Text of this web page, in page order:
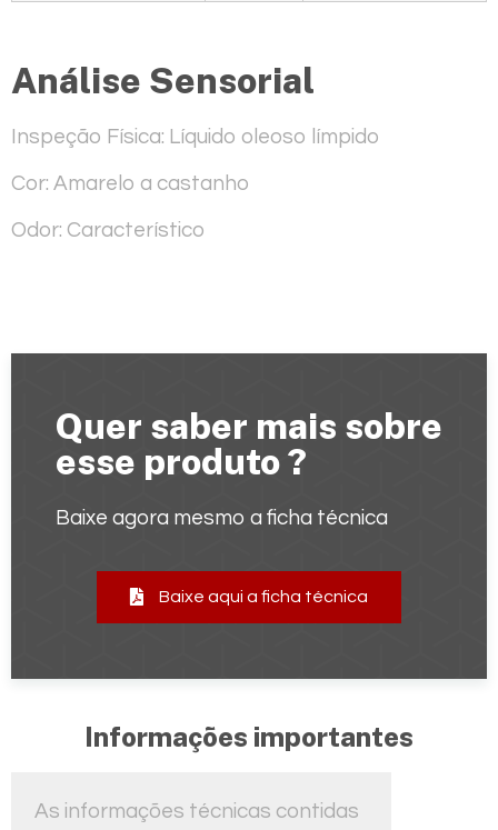
Quer saber mais sobre
esse produto ?
Baixe agora mesmo a ficha técnica
Baixe aqui a ficha técnica
Informações importantes
As informações técnicas contidas
Análise Sensorial
Inspeção Física: Líquido oleoso límpido
Cor: Amarelo a castanho
Odor: Característico